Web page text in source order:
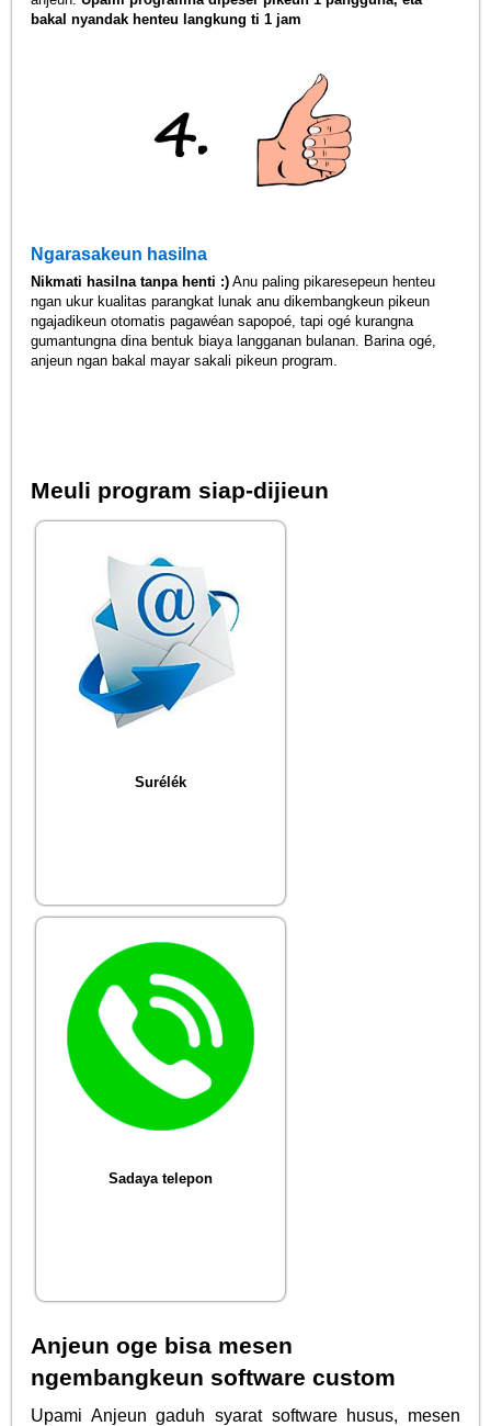
bakal nyandak henteu langkung ti 1 jam
Ngarasakeun hasilna
Nikmati hasilna tanpa henti :) Anu paling pikaresepeun henteu
ngan ukur kualitas parangkat lunak anu dikembangkeun pikeun
ngajadikeun otomatis pagawéan sapopoé, tapi ogé kurangna
gumantungna dina bentuk biaya langganan bulanan. Barina ogé,
anjeun ngan bakal mayar sakali pikeun program.
Meuli program siap-dijieun
Surélék
Sadaya telepon
Anjeun oge bisa mesen
ngembangkeun software custom
Upami Anjeun gaduh syarat software husus, mesen